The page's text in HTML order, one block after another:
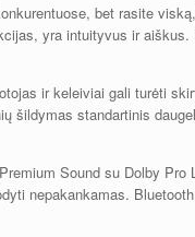
bet rasite
yra intuityvus ir aiškus.
ir keleiviai gali turėti
šildymas standartinis
Sound su Dolby
nepakankamas.